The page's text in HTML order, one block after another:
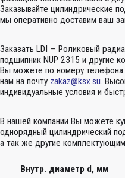
Заказывайте цилиндрические
мы оперативно доставим ваш
Заказать LDI — Роликовый
подшипник NUP 2315 и другие
Вы можете по номеру телефона
нам на почту zakaz@ksx.su.
индивидуальные условия и
В нашей компании Вы можете
однорядный цилиндрический
а так же другие
Внутр. диаметр d, мм